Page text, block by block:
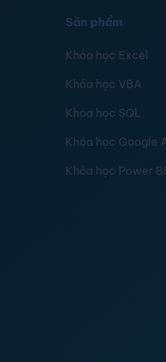
Sản phẩm
Khóa học Excel
Khóa học VBA
Khóa học SQL
Khóa học Google
Khóa học Power BI